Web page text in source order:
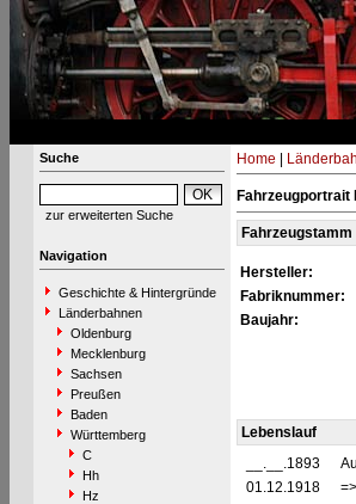
Suche
zur erweiterten Suche
Navigation
Geschichte & Hintergründe
Länderbahnen
Oldenburg
Mecklenburg
Sachsen
Preußen
Baden
Württemberg
C
Hh
Hz
Home
Fahrzeugportrait
Fahrzeugstamm
Hersteller:
Fabriknummer:
Baujahr:
Lebenslauf
__.__.1893
01.12.1918